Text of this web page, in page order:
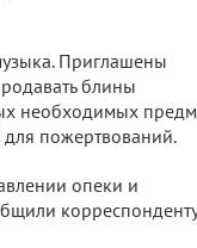
Приглашены
блины
необходимых
пожертвований.
опеки и
корреспонденту